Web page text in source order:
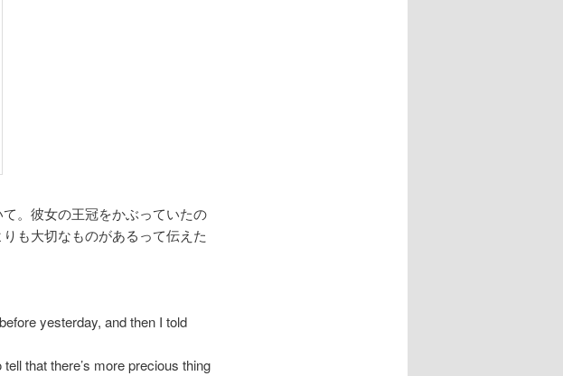
。彼女の王冠をかぶっていたの
も大切なものがあるって伝えた
yesterday, and then I told
that there’s more precious thing